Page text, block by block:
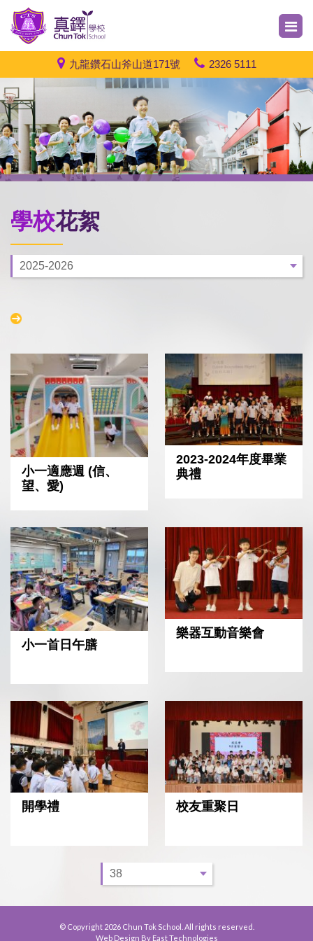
九龍鑽石山斧山道171號 2326 5111
學校花絮
小一適應週 (信、
望、愛)
2023-2024年度畢業
典禮
小一首日午膳
樂器互動音樂會
開學禮 校友重聚日
© Copyright 2026 Chun Tok School. All rights reserved.
Web Design By East Technologies